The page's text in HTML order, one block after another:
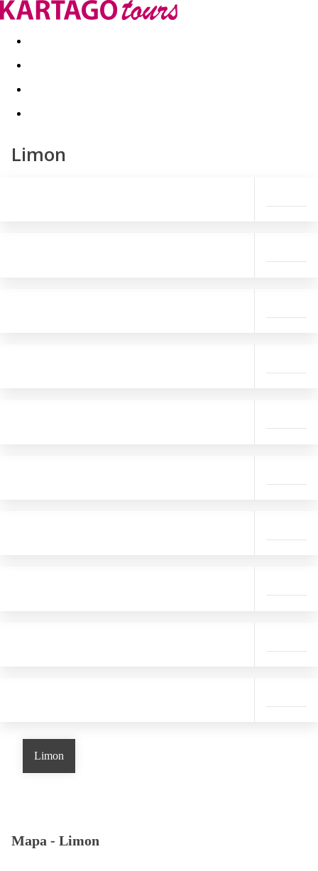
Last minute Dovolenkové kluby
Limon
Limon
Mapa - Limon